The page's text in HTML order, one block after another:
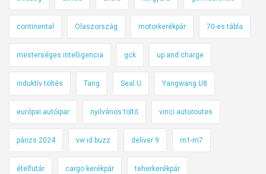
continental Olaszország motorkerékpár 70-es tábla
mesterséges intelligencia gck up and charge
induktív töltés Tang Seal U Yangwang U8
európai autóipar nyilvános töltő vinci autoroutes
párizs 2024 vw id buzz deliver 9 m1-m7
ételfutár cargo kerékpár teherkerékpár